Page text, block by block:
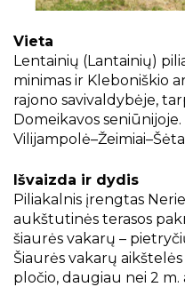
Piligrimų
Vieta
Lentainių (Lantainių)
minimas ir Kleboniškio
rajono savivaldybėje,
Domeikavos
Išvaizda ir dydis
Piliakalnis įrengtas
aukštutinės terasos
šiaurės vakarų –
Šiaurės vakarų
pločio, daugiau nei 2